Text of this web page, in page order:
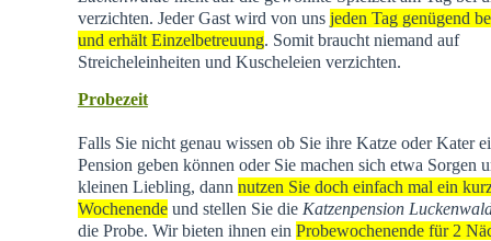
verzichten. Jeder Gast wird von uns jeden Tag genügend
und erhält Einzelbetreuung. Somit braucht niemand auf
Streicheleinheiten und Kuscheleien verzichten.
Probezeit
Falls Sie nicht genau wissen ob Sie ihre Katze oder Kater
Pension geben können oder Sie machen sich etwa Sorgen
kleinen Liebling, dann nutzen Sie doch einfach mal ein
Wochenendeund stellen Sie die Katzenpension
die Probe. Wir bieten ihnen ein Probewochenende für 2